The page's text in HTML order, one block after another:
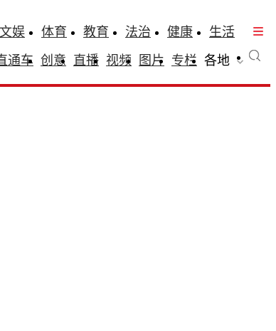
文娱 体育 教育 法治 健康
生活
通车 创意 直播 视频 图片 专栏 各地